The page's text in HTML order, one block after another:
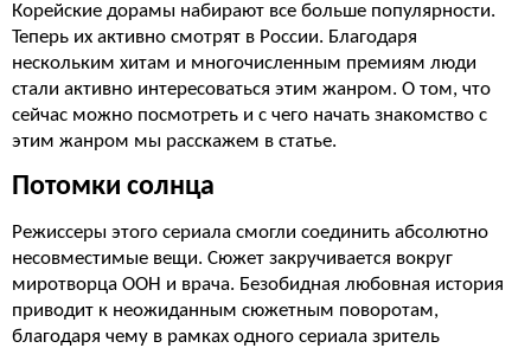
Корейские дорамы набирают все больше популярности.
Теперь их активно смотрят в России. Благодаря
нескольким хитам и многочисленным премиям люди
стали активно интересоваться этим жанром. О том, что
сейчас можно посмотреть и с чего начать знакомство с
этим жанром мы расскажем в статье.
Потомки солнца
Режиссеры этого сериала смогли соединить абсолютно
несовместимые вещи. Сюжет закручивается вокруг
миротворца ООН и врача. Безобидная любовная история
приводит к неожиданным сюжетным поворотам,
благодаря чему в рамках одного сериала зритель